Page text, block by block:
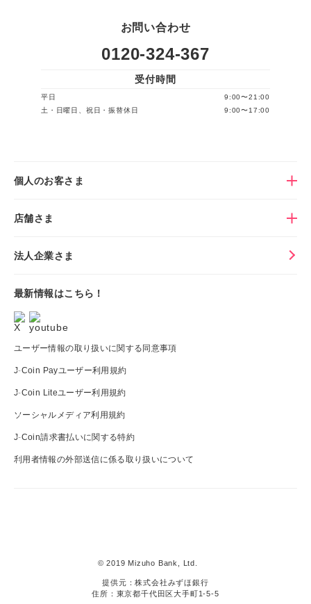
お問い合わせ
0120-324-367
受付時間
平日
9:00〜21:00
土・日曜日、祝日・振替休日
9:00〜17:00
個人のお客さま
店舗さま
法人企業さま
最新情報はこちら！
ユーザー情報の取り扱いに関する同意事項
J-Coin Payユーザー利用規約
J-Coin Liteユーザー利用規約
ソーシャルメディア利用規約
J-Coin請求書払いに関する特約
利用者情報の外部送信に係る取り扱いについて
© 2019 Mizuho Bank, Ltd.
提供元：株式会社みずほ銀行
住所：東京都千代田区大手町1-5-5